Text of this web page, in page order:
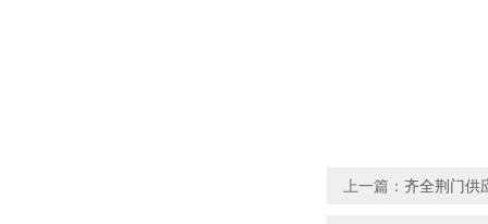
上一篇： 齐全荆门供